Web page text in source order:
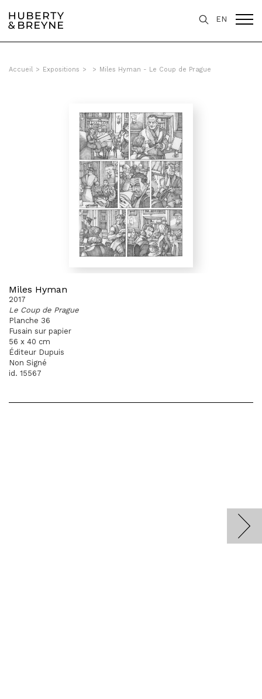
EN
Accueil > Expositions > > Miles Hyman - Le Coup de Prague
Miles Hyman
2017
Le Coup de Prague
Planche 36
Fusain sur papier
56 x 40 cm
Éditeur Dupuis
Non Signé
id. 15567